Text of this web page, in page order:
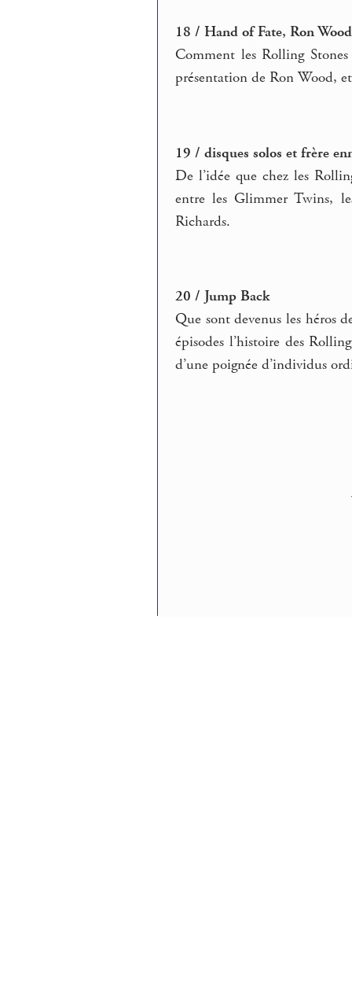
18 / Hand of Fate, Ron Wood
Comment les Rolling
présentation de Ron Wood,
19 / disques solos et frère
De l’idée que chez les
entre les Glimmer Twins,
Richards.
20 / Jump Back
Que sont devenus les héros
épisodes l’histoire des
d’une poignée d’individus